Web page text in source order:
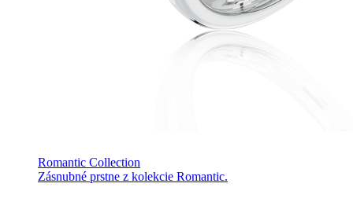
Romantic Collection
Zásnubné prstne z kolekcie Romantic.